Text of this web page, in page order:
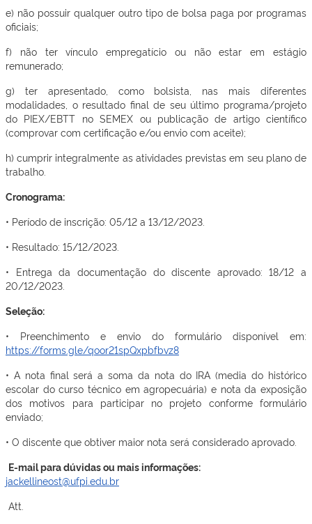
e) não possuir qualquer outro tipo de bolsa paga por programas
oficiais;
f) não ter vínculo empregatício ou não estar em estágio
remunerado;
g) ter apresentado, como bolsista, nas mais diferentes
modalidades, o resultado final de seu último programa/projeto
do PIEX/EBTT no SEMEX ou publicação de artigo científico
(comprovar com certificação e/ou envio com aceite);
h) cumprir integralmente as atividades previstas em seu plano de
trabalho.
Cronograma:
• Período de inscrição: 05/12 a 13/12/2023.
• Resultado: 15/12/2023.
• Entrega da documentação do discente aprovado: 18/12 a
20/12/2023.
Seleção:
• Preenchimento e envio do formulário disponível em:
https://forms.gle/qoor21spQxpbfbvz8
• A nota final será a soma da nota do IRA (media do histórico
escolar do curso técnico em agropecuária) e nota da exposição
dos motivos para participar no projeto conforme formulário
enviado;
• O discente que obtiver maior nota será considerado aprovado.
E-mail para dúvidas ou mais informações:
jackellineost@ufpi.edu.br
Att.